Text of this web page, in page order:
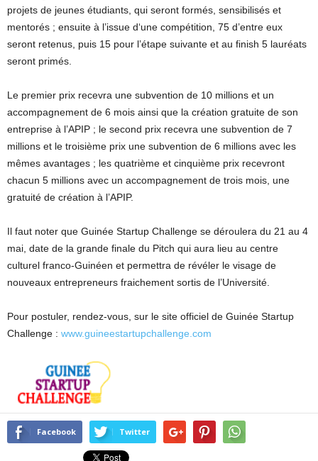
projets de jeunes étudiants, qui seront formés, sensibilisés et
mentorés ; ensuite à l’issue d‘une compétition, 75 d’entre eux
seront retenus, puis 15 pour l’étape suivante et au finish 5 lauréats
seront primés.
Le premier prix recevra une subvention de 10 millions et un
accompagnement de 6 mois ainsi que la création gratuite de son
entreprise à l’APIP ; le second prix recevra une subvention de 7
millions et le troisième prix une subvention de 6 millions avec les
mêmes avantages ; les quatrième et cinquième prix recevront
chacun 5 millions avec un accompagnement de trois mois, une
gratuité de création à l’APIP.
Il faut noter que Guinée Startup Challenge se déroulera du 21 au 4
mai, date de la grande finale du Pitch qui aura lieu au centre
culturel franco-Guinéen et permettra de révéler le visage de
nouveaux entrepreneurs fraichement sortis de l’Université.
Pour postuler, rendez-vous, sur le site officiel de Guinée Startup
Challenge : www.guineestartupchallenge.com
Facebook Twitter